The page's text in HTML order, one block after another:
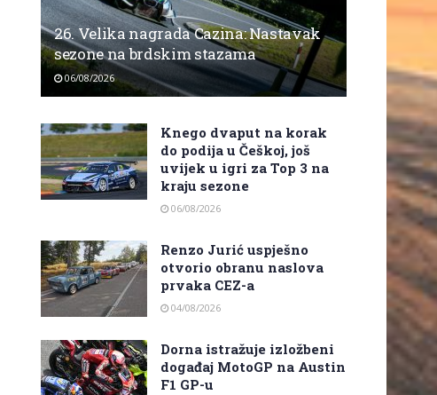
26. Velika nagrada Cazina: Nastavak
sezone na brdskim stazama
06/08/2026
Knego dvaput na korak
do podija u Češkoj, još
uvijek u igri za Top 3 na
kraju sezone
06/08/2026
Renzo Jurić uspješno
otvorio obranu naslova
prvaka CEZ-a
04/08/2026
Dorna istražuje izložbeni
događaj MotoGP na Austin
F1 GP-u